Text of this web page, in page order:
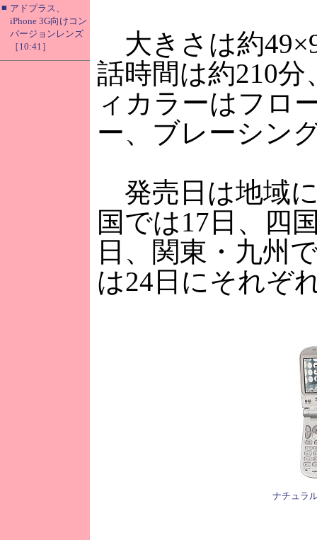
■ アドプラス、
iPhone 3G向けコン
バージョンレンズ
［10:41］
大きさは約
話時間は約210
ィカラーはフロ
ー、ブレーシン
発売日は地域
国では17日、四
日、関東・九州
は24日にそれぞ
ナチュラ